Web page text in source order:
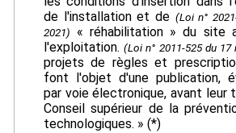
de l'installation et de (Loi n°
2021) « réhabilitation » du site
l'exploitation.(Loi n° 2011-525 du 17
projets de règles et
font l'objet d'une publication,
par voie électronique, avant leur
Conseil supérieur de la
technologiques. » (*)